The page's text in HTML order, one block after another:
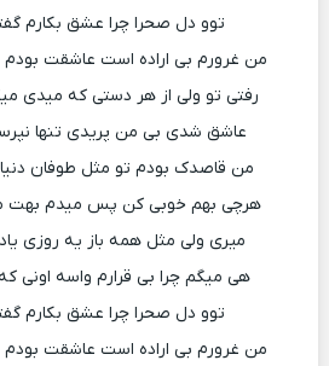
توو دل صحرا چرا عشق بکارم
من غرورم بی اراده است عاشقت
رفتی تو ولی از هر دستی که میدی
عاشق شدی بی من پریدی تنها
من قاصدک بودم تو مثل طوفان
هرچی بهم خوبی کن پس میدم بهت
میری ولی مثل همه باز یه روزی
هی میگم چرا بی قرارم واسه اونی
توو دل صحرا چرا عشق بکارم
من غرورم بی اراده است عاشقت